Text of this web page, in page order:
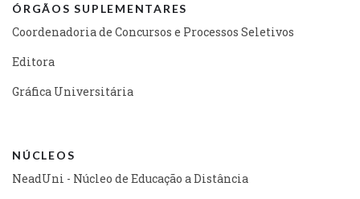
ÓRGÃOS SUPLEMENTARES
Coordenadoria de Concursos e Processos Seletivos
Editora
Gráfica Universitária
NÚCLEOS
NeadUni - Núcleo de Educação a Distância